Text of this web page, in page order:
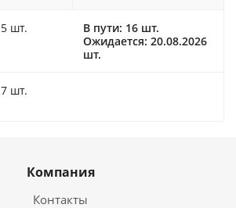
5 шт.
В пути: 16 шт.
Ожидается: 20.08.2026
шт.
7 шт.
Компания
Контакты